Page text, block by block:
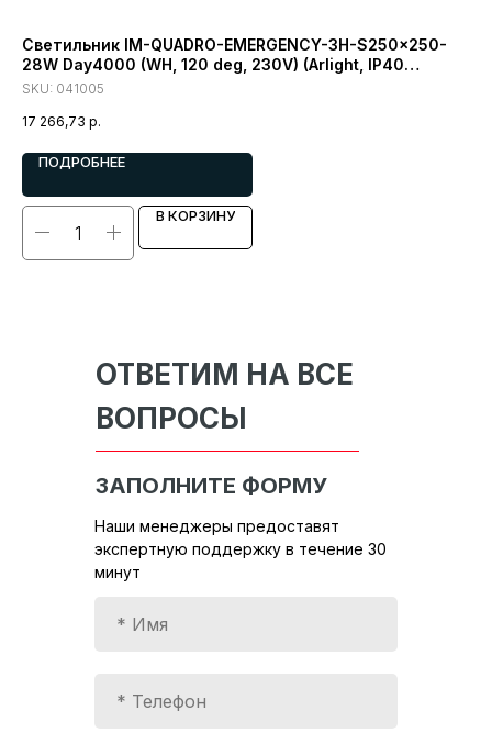
Светильник IM-QUADRO-EMERGENCY-3H-S250x250-
28W Day4000 (WH, 120 deg, 230V) (Arlight, IP40
Металл)
SKU: 041005
17 266,73 р.
ПОДРОБНЕЕ
В КОРЗИНУ
ОТВЕТИМ НА ВСЕ
ВОПРОСЫ
Наши менеджеры предоставят
экспертную поддержку в течение 30
минут
ЗАПОЛНИТЕ ФОРМУ